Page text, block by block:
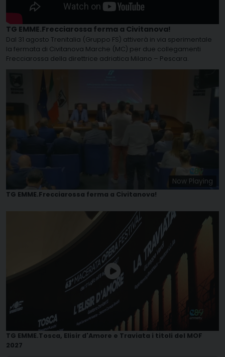
TG EMME.Frecciarossa ferma a Civitanova!
Dal 31 agosto Trenitalia (Gruppo FS) attiverà in via sperimentale
la fermata di Civitanova Marche (MC) per due collegamenti
Frecciarossa della direttrice adriatica Milano – Pescara.
Now Playing
TG EMME.Frecciarossa ferma a Civitanova!
TG EMME.Tosca, Elisir d'Amore e Traviata i titoli del MOF
2027